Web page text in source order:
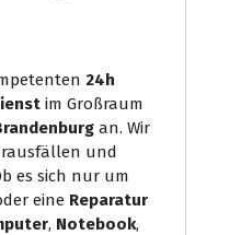
24h
im Großraum
an. Wir
und
es sich nur um
eine Reparatur
, Notebook,